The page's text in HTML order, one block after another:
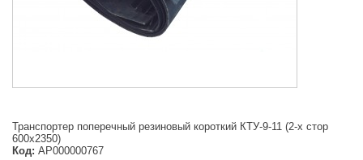
Транспортер поперечный резиновый короткий КТУ-9-11 (2-х стор
600х2350)
Код: АР000000767